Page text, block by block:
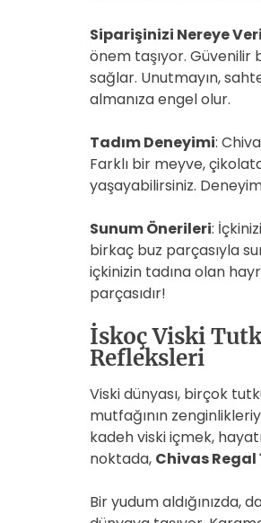
Siparişinizi Nereye
önem taşıyor. Güvenilir
sağlar. Unutmayın,
almanıza engel olur.
Tadım Deneyimi:
Farklı bir meyve,
yaşayabilirsiniz.
Sunum Önerileri:
birkaç buz parçasıyla
içkinizin tadına olan
parçasıdır!
İskoç Viski
Refleksleri
Viski dünyası, birçok
mutfağının
kadeh viski içmek,
noktada, Chivas Regal
Bir yudum aldığınızda,